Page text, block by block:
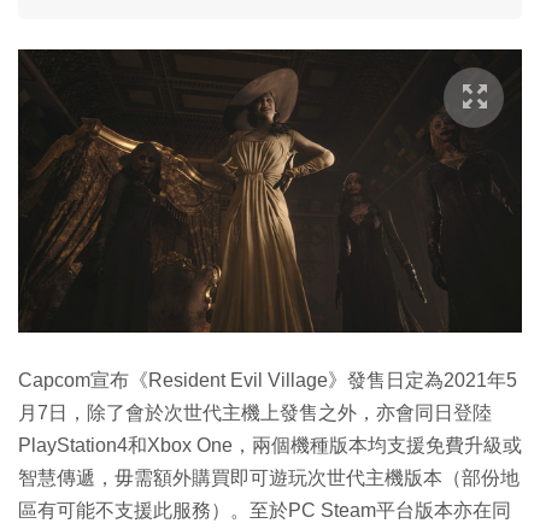
Capcom宣布《Resident Evil Village》發售日定為2021年5
月7日，除了會於次世代主機上發售之外，亦會同日登陸
PlayStation4和Xbox One，兩個機種版本均支援免費升級或
智慧傳遞，毋需額外購買即可遊玩次世代主機版本（部份地
區有可能不支援此服務）。至於PC Steam平台版本亦在同